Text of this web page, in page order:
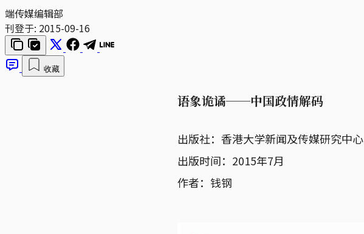
端传媒编辑部
刊登于: 2015-09-16
收藏
语象诡谲──中国政情解码
出版社：香港大学新闻及传媒研究中心
出版时间：2015年7月
作者：钱钢